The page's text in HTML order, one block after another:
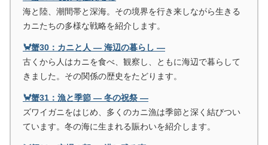
海と陸、潮間帯と深海。その境界を行き来しながら生きる
カニたちの多様な戦略を紹介します。
🦀蟹30：カニと人 ― 海辺の暮らし ―
古くから人はカニを食べ、観察し、ともに海辺で暮らして
きました。その関係の歴史をたどります。
🦀蟹31：漁と季節 ― 冬の祝祭 ―
ズワイガニをはじめ、多くのカニ漁は季節と深く結びつい
ています。冬の海に生まれる賑わいを紹介します。